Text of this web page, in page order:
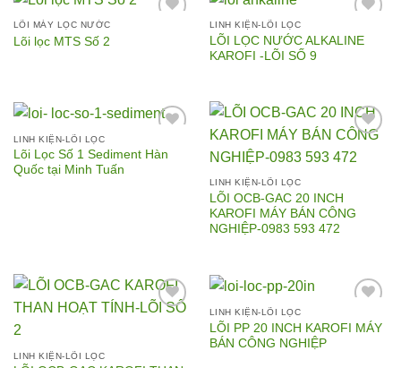
LÕI MÁY LỌC NƯỚC
Lõi lọc MTS Số 2
LINH KIỆN-LÕI LỌC
LÕI LỌC NƯỚC ALKALINE
KAROFI -LÕI SỐ 9
LINH KIỆN-LÕI LỌC
Lõi Lọc Số 1 Sediment Hàn
Quốc tại Minh Tuấn
LINH KIỆN-LÕI LỌC
LÕI OCB-GAC 20 INCH
KAROFI MÁY BÁN CÔNG
NGHIỆP-0983 593 472
LINH KIỆN-LÕI LỌC
LINH KIỆN-LÕI LỌC
LÕI PP 20 INCH KAROFI MÁY
BÁN CÔNG NGHIỆP